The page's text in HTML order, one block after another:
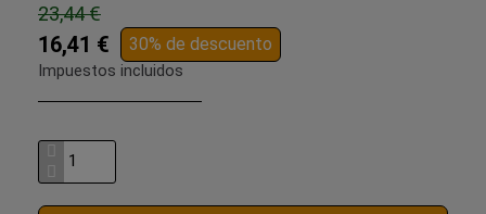
23,44 €
16,41 € 30% de descuento
Impuestos incluidos